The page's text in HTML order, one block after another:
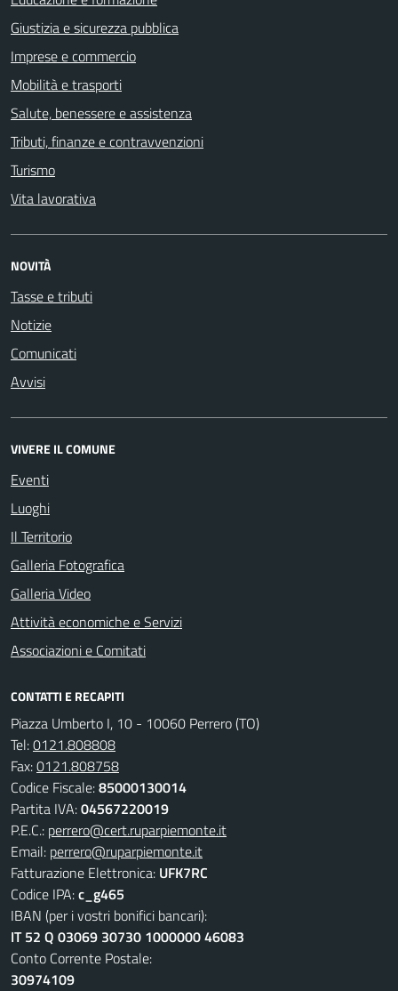
Giustizia e sicurezza pubblica
Imprese e commercio
Mobilità e trasporti
Salute, benessere e assistenza
Tributi, finanze e contravvenzioni
Turismo
Vita lavorativa
NOVITÀ
Tasse e tributi
Notizie
Comunicati
Avvisi
VIVERE IL COMUNE
Eventi
Luoghi
Il Territorio
Galleria Fotografica
Galleria Video
Attività economiche e Servizi
Associazioni e Comitati
CONTATTI E RECAPITI
Piazza Umberto I, 10 - 10060 Perrero (TO)
Tel:0121.808808
Fax:0121.808758
Codice Fiscale:85000130014
Partita IVA:04567220019
P.E.C.: perrero@cert.ruparpiemonte.it
Email: perrero@ruparpiemonte.it
Fatturazione Elettronica: UFK7RC
Codice IPA:c_g465
IBAN (per i vostri bonifici bancari):
IT 52 Q 03069 30730 1000000 46083
Conto Corrente Postale:
30974109